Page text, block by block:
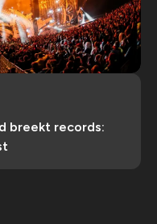
breekt records: